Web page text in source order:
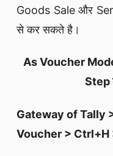
Goods Sale और
से कर सकते है।
As Voucher Mode
Step
Gateway of Tally
Voucher > Ctrl+H